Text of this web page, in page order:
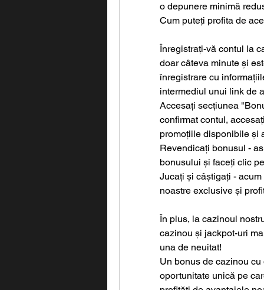
o depunere minimă
Cum puteți profita de
Înregistrați-vă contul la
doar câteva minute și
înregistrare cu
intermediul unui link de
Accesați secțiunea
confirmat contul,
promoțiile disponibile și
Revendicați bonusul -
bonusului și faceți clic
Jucați și câștigați -
noastre exclusive și
În plus, la cazinoul
cazinou și jackpot-uri
una de neuitat!
Un bonus de cazinou
oportunitate unică pe